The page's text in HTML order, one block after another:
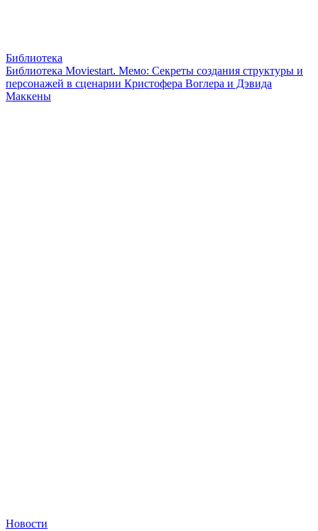
Библиотека
Библиотека Moviestart. Мемо: Секреты создания структуры и
персонажей в сценарии Кристофера Воглера и Дэвида
Маккены
Новости